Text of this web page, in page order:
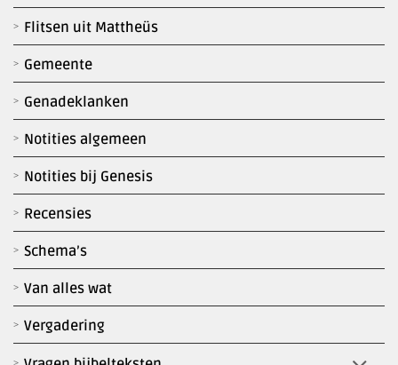
Flitsen uit Mattheüs
Gemeente
Genadeklanken
Notities algemeen
Notities bij Genesis
Recensies
Schema’s
Van alles wat
Vergadering